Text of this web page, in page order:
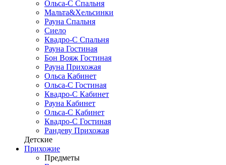
Ольса-С Спальня
Мальта&Хельсинки
Рауна Спальня
Сиело
Квадро-С Спальня
Рауна Гостиная
Бон Вояж Гостиная
Рауна Прихожая
Ольса Кабинет
Ольса-С Гостиная
Квадро-С Кабинет
Рауна Кабинет
Ольса-С Кабинет
Квадро-С Гостиная
Рандеву Прихожая
Детские
Прихожие
Предметы